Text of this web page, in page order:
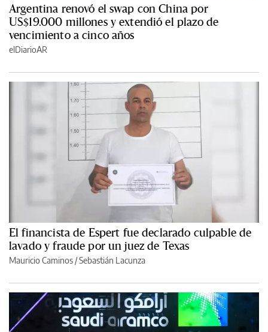
Argentina renovó el swap con China por
US$19.000 millones y extendió el plazo de
vencimiento a cinco años
elDiarioAR
El financista de Espert fue declarado culpable de
lavado y fraude por un juez de Texas
Mauricio Caminos /Sebastián Lacunza